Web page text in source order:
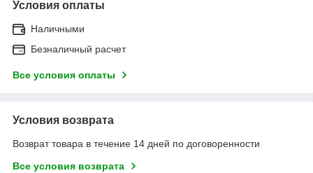
Условия оплаты
Наличными
Безналичный расчет
Все условия оплаты
Условия возврата
Возврат товара в течение 14 дней по договоренности
Все условия возврата